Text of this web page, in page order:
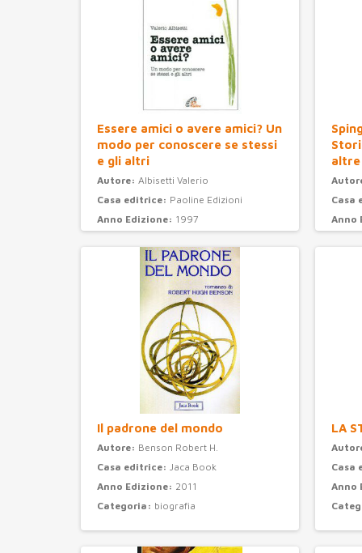
Essere amici o avere amici? Un
modo per conoscere se stessi
e gli altri
Autore: Albisetti Valerio
Casa editrice: Paoline Edizioni
Anno Edizione: 1997
Casa
Anno
Il padrone del mondo
Autore: Benson Robert H.
Casa editrice: Jaca Book
Anno Edizione: 2011
Categoria: biografia
LA
Casa
Anno